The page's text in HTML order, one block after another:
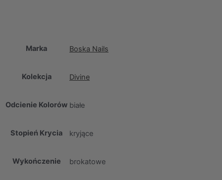
Marka Boska Nails
Kolekcja Divine
Odcienie Kolorów białe
Stopień Krycia kryjące
Wykończenie brokatowe